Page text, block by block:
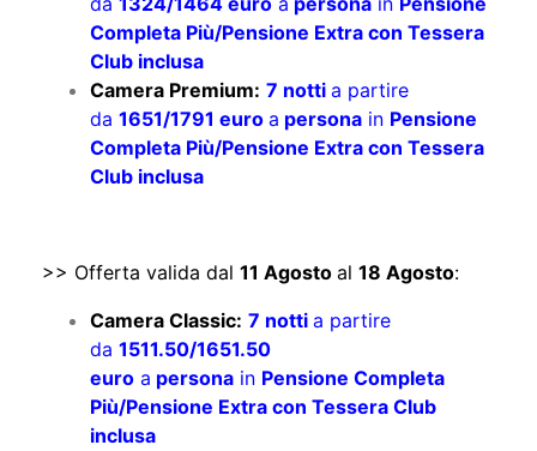
Completa Più/Pensione Extra con Tessera
Club inclusa
Camera Premium: 7 notti a partire
da 1651/1791 euro a persona in Pensione
Completa Più/Pensione Extra con Tessera
Club inclusa
>> Offerta valida dal 11 Agosto al 18 Agosto:
Camera Classic: 7 notti a partire
da 1511.50/1651.50
euro a persona in Pensione Completa
Più/Pensione Extra con Tessera Club
inclusa